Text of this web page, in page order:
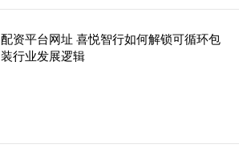
配资平台网址 喜悦智行如何解锁可循环包
装行业发展逻辑